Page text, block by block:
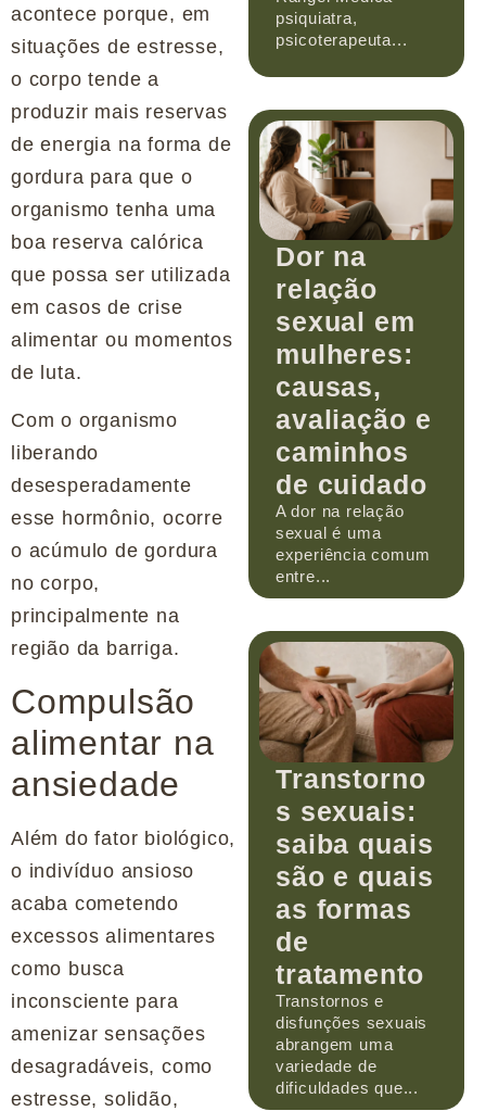
acontece porque, em
situações de estresse,
o corpo tende a
produzir mais reservas
de energia na forma de
gordura para que o
organismo tenha uma
boa reserva calórica
que possa ser utilizada
em casos de crise
alimentar ou momentos
de luta.
Com o organismo
liberando
desesperadamente
esse hormônio, ocorre
o acúmulo de gordura
no corpo,
principalmente na
região da barriga.
Compulsão
alimentar na
ansiedade
Além do fator biológico,
o indivíduo ansioso
acaba cometendo
excessos alimentares
como busca
inconsciente para
amenizar sensações
desagradáveis, como
estresse, solidão,
psiquiatra,
psicoterapeuta...
Dor na
relação
sexual em
mulheres:
causas,
avaliação e
caminhos
de cuidado
A dor na relação
sexual é uma
experiência comum
entre...
Transtorno
s sexuais:
saiba quais
são e quais
as formas
de
tratamento
Transtornos e
disfunções sexuais
abrangem uma
variedade de
dificuldades que...